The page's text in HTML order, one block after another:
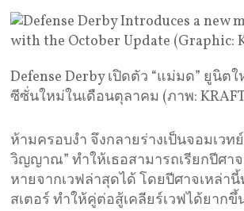
Defense Derby เปิดตัว “แม่มด” ยูนิต
ซีซั่นใหม่ในเดือนตุลาคม (ภาพ:
ห้ามครอบงำ จึงกลายร่างเป็นจอมเวท
วิญญาณ” ทำให้เธอสามารถเรียกปีศา
หายจากเวฟล่าสุดได้ โดยปีศาจเหล่
สเตอร์ ทำให้คู่ต่อสู้เคลียร์เวฟได้ยากขึ้